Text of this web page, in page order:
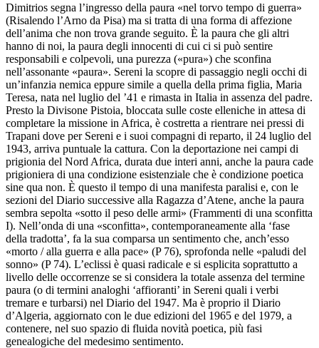
Dimitrios segna l’ingresso della paura «nel torvo tempo di guerra»
(Risalendo l’Arno da Pisa) ma si tratta di una forma di affezione
dell’anima che non trova grande seguito. È la paura che gli altri
hanno di noi, la paura degli innocenti di cui ci si può sentire
responsabili e colpevoli, una purezza («pura») che sconfina
nell’assonante «paura». Sereni la scopre di passaggio negli occhi di
un’infanzia nemica eppure simile a quella della prima figlia, Maria
Teresa, nata nel luglio del ’41 e rimasta in Italia in assenza del padre.
Presto la Divisone Pistoia, bloccata sulle coste elleniche in attesa di
completare la missione in Africa, è costretta a rientrare nei pressi di
Trapani dove per Sereni e i suoi compagni di reparto, il 24 luglio del
1943, arriva puntuale la cattura. Con la deportazione nei campi di
prigionia del Nord Africa, durata due interi anni, anche la paura cade
prigioniera di una condizione esistenziale che è condizione poetica
sine qua non. È questo il tempo di una manifesta paralisi e, con le
sezioni del Diario successive alla Ragazza d’Atene, anche la paura
sembra sepolta «sotto il peso delle armi» (Frammenti di una sconfitta
I). Nell’onda di una «sconfitta», contemporaneamente alla ‘fase
della tradotta’, fa la sua comparsa un sentimento che, anch’esso
«morto / alla guerra e alla pace» (P 76), sprofonda nelle «paludi del
sonno» (P 74). L’eclissi è quasi radicale e si esplicita soprattutto a
livello delle occorrenze se si considera la totale assenza del termine
paura (o di termini analoghi ‘affioranti’ in Sereni quali i verbi
tremare e turbarsi) nel Diario del 1947. Ma è proprio il Diario
d’Algeria, aggiornato con le due edizioni del 1965 e del 1979, a
contenere, nel suo spazio di fluida novità poetica, più fasi
genealogiche del medesimo sentimento.